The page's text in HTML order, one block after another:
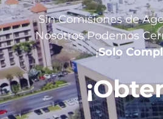
Sin Comisiones de
Nosotros Podemos
¡Solo